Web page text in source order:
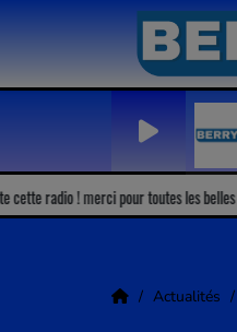
! merci pour toutes les belles musiques
Actualités